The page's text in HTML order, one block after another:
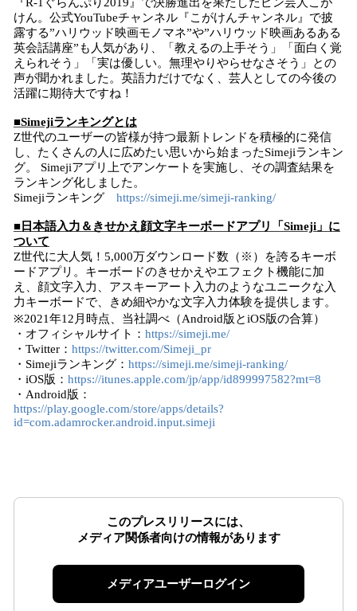
けん。公式YouTubeチャンネル『こがけんチャンネル』で披
露する”ハリウッド映画モノマネ”や”ハリウッド映画あるある
英会話講座”も人気があり、「教えるの上手そう」「面白く覚
えられそう」「実は優しい。無理やりやらせなさそう」との
声が聞かれました。英語力だけでなく、芸人としての今後の
活躍に期待大ですね！
■Simejiランキングとは
Z世代のユーザーの皆様が持つ最新トレンドを積極的に発信
し、たくさんの人に広めたい思いから始まったSimejiランキン
グ。 Simejiアプリ上でアンケートを実施し、その調査結果を
ランキング化しました。
Simejiランキング https://simeji.me/simeji-ranking/
■日本語入力＆きせかえ顔文字キーボードアプリ「 Simeji 」に
ついて
Z世代に大人気！5,000万ダウンロード数（※）を誇るキーボ
ードアプリ。キーボードのきせかえやエフェクト機能に加
え、顔文字入力、アスキーアート入力のようなユニークな入
力キーボードで、きめ細やかな文字入力体験を提供します。
※2021年12月時点、当社調べ（Android版とiOS版の合算）
・オフィシャルサイト： https://simeji.me/
・Twitter： https://twitter.com/Simeji_pr
・Simejiランキング： https://simeji.me/simeji-ranking/
・iOS版： https://itunes.apple.com/jp/app/id899997582?mt=8
・Android版：
https://play.google.com/store/apps/details?
id=com.adamrocker.android.input.simeji
このプレスリリースには、
メディア関係者向けの情報があります
メディアユーザーログイン